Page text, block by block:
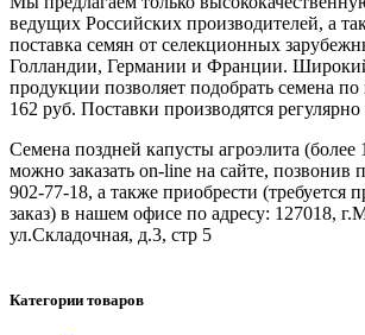
ведущих Российских производителей, а
поставка семян от селекционных
Голландии, Германии и Франции.
продукции позволяет подобрать семена
162 руб. Поставки производятся регулярно
Семена поздней капусты агроэлита
можно заказать on-line на сайте, позвонив
902-77-18, а также приобрести (требуется
заказ) в нашем офисе по адресу: 127018,
ул.Складочная, д.3, стр 5
Категории товаров